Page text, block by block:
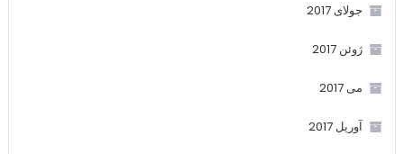
جولای 2017
ژوئن 2017
می 2017
آوریل 2017